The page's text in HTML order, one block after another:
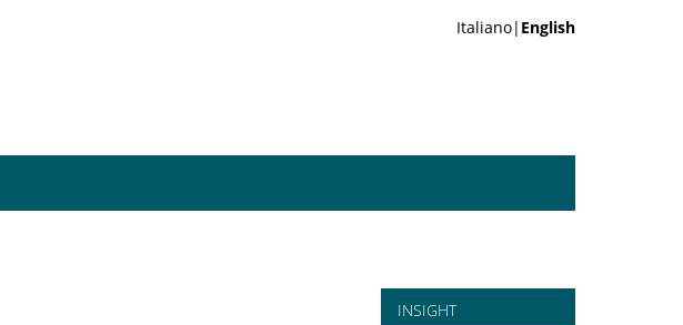
Italiano| English
INSIGHT